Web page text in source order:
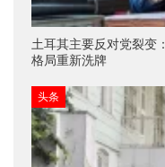
土耳其主要反对党裂变
格局重新洗牌
头条